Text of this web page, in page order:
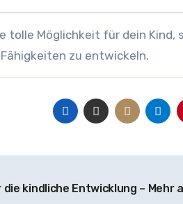
tolle Möglichkeit für dein
zu entwickeln.
kindliche Entwicklung – Mehr